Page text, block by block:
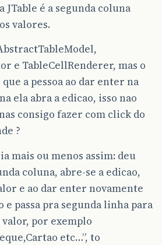
JTable é a segunda coluna
valores.
e TableCellRenderer, mas o
a pessoa ao dar enter na
ela abra a edicao, isso nao
consigo fazer com click do
?
mais ou menos assim: deu
coluna, abre-se a edicao,
e ao dar enter novamente
e passa pra segunda linha para
por exemplo
etc…”, to